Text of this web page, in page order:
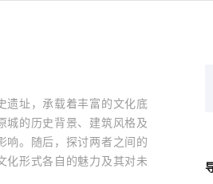
遗址，承载着丰富的文化底
城的历史背景、建筑风格及
响。随后，探讨两者之间的
化形式各自的魅力及其对未